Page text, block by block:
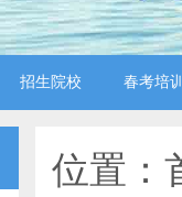
招生院校 春考培
位置：